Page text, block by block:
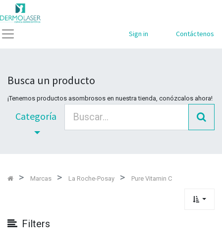
Sign in Contáctenos
Busca un producto
¡Tenemos productos asombrosos en nuestra tienda, conózcalos ahora!
Categoría
Marcas La Roche-Posay Pure Vitamin C
Filters
Mostrar
Categorías